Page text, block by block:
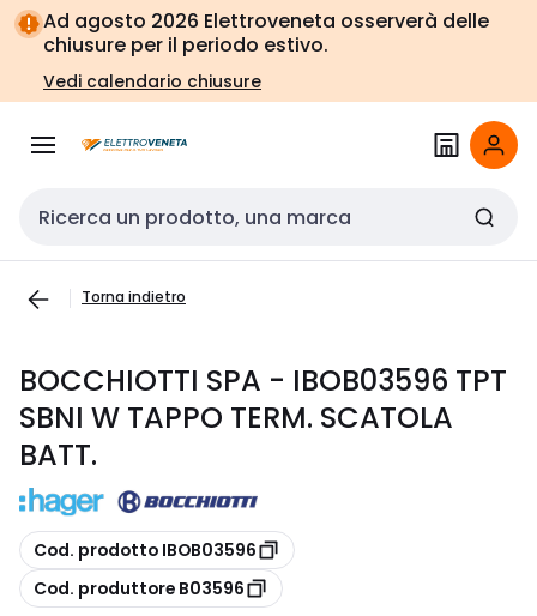
Vai alla
navigazione
Vai
alla
pagina
Ad agosto 2026 Elettroveneta osserverà delle
chiusure per il periodo estivo.
Vedi calendario chiusure
Cerca input
Torna indietro
BOCCHIOTTI SPA - IBOB03596 TPT
SBNI W TAPPO TERM. SCATOLA
BATT.
copia
Cod. prodotto IBOB03596
copia
Cod. produttore B03596